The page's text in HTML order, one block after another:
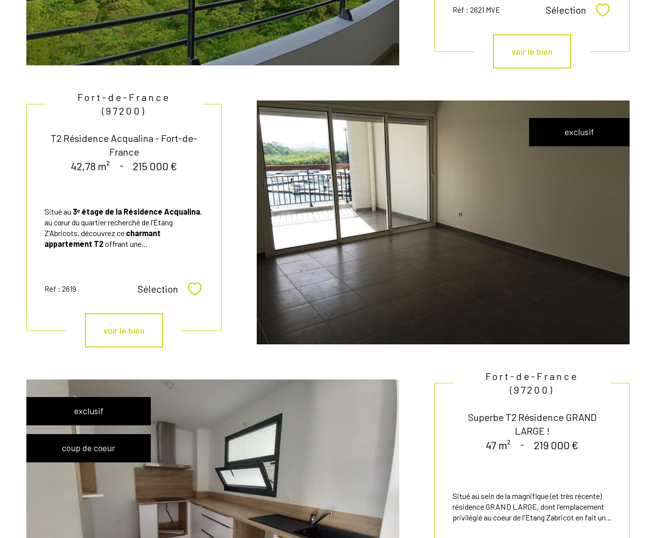
Réf : 2621 MVE Sélection Sélectionner
voir le bien
exclusif
Fort-de-France
(97200)
T2 Résidence Acqualina - Fort-de-
France
42,78 m² - 215 000 €
Situé au 3ᵉ étage de la Résidence Acqualina,
au cœur du quartier recherché de l’Étang
Z’Abricots, découvrez ce charmant
appartement T2offrant une...
Réf : 2619 Sélection Sélectionner
voir le bien
exclusif
coup de coeur
Fort-de-France
(97200)
Superbe T2 Résidence GRAND
LARGE !
47 m² - 219 000 €
Situé au sein de la magnifique (et très récente)
résidence GRAND LARGE, dont l'emplacement
privilégié au coeur de l'Etang Zabricot en fait un...